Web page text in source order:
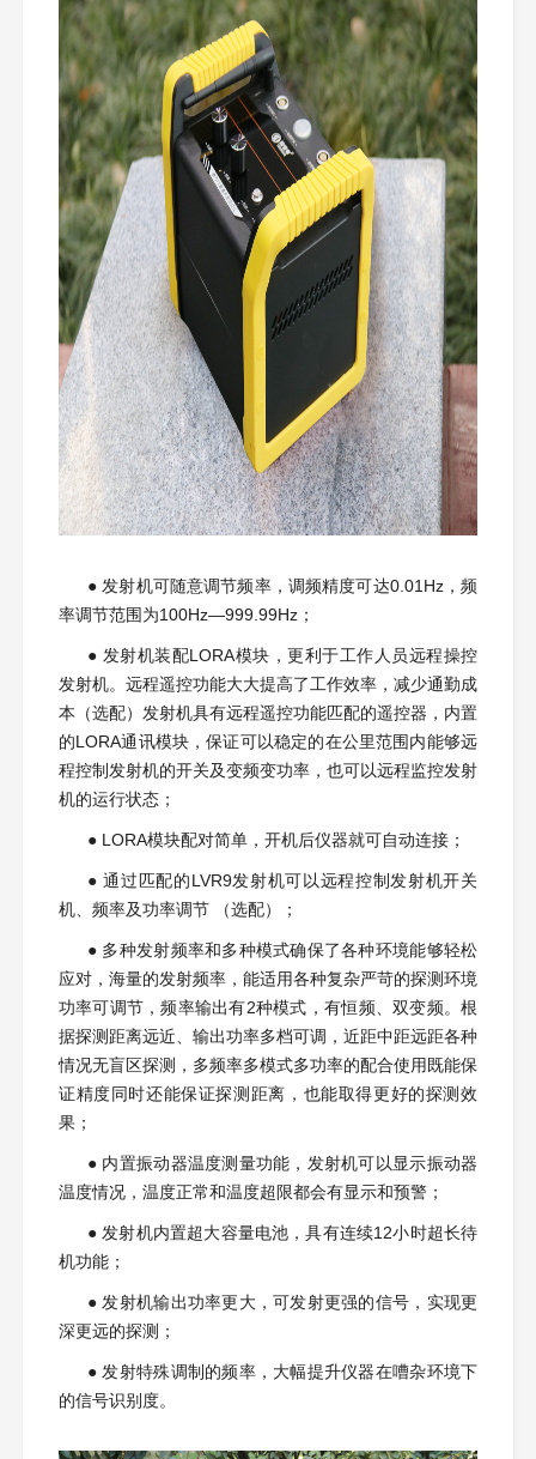
● 发射机可随意调节频率，调频精度可达0.01Hz，频
率调节范围为100Hz—999.99Hz；
● 发射机装配LORA模块，更利于工作人员远程操控
发射机。远程遥控功能大大提高了工作效率，减少通勤成
本（选配）发射机具有远程遥控功能匹配的遥控器，内置
的LORA通讯模块，保证可以稳定的在公里范围内能够远
程控制发射机的开关及变频变功率，也可以远程监控发射
机的运行状态；
● LORA模块配对简单，开机后仪器就可自动连接；
●通过匹配的LVR9发射机可以远程控制发射机开关
机、频率及功率调节 （选配）；
● 多种发射频率和多种模式确保了各种环境能够轻松
应对，海量的发射频率，能适用各种复杂严苛的探测环境
功率可调节，频率输出有2种模式，有恒频、双变频。根
据探测距离远近、输出功率多档可调，近距中距远距各种
情况无盲区探测，多频率多模式多功率的配合使用既能保
证精度同时还能保证探测距离，也能取得更好的探测效
果；
● 内置振动器温度测量功能，发射机可以显示振动器
温度情况，温度正常和温度超限都会有显示和预警；
● 发射机内置超大容量电池，具有连续12小时超长待
机功能；
● 发射机输出功率更大，可发射更强的信号，实现更
深更远的探测；
● 发射特殊调制的频率，大幅提升仪器在嘈杂环境下
的信号识别度。